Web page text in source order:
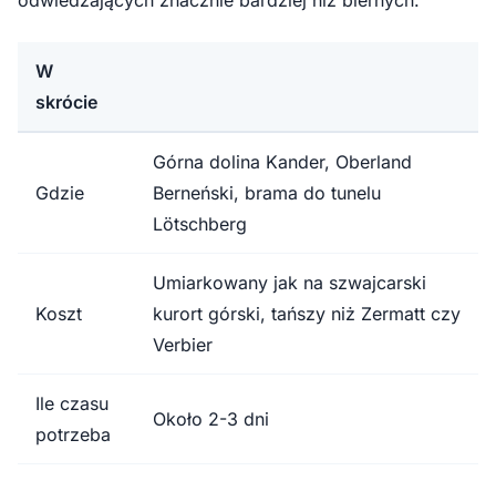
W
skrócie
Gdzie
Górna dolina Kander, Oberland
Berneński, brama do tunelu
Lötschberg
Koszt
Umiarkowany jak na szwajcarski
kurort górski, tańszy niż Zermatt czy
Verbier
Ile czasu
potrzeba
Około 2-3 dni